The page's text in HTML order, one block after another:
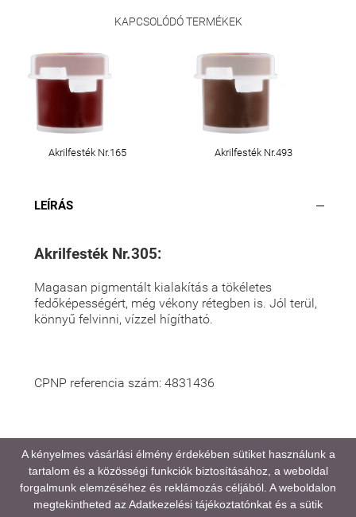
KAPCSOLÓDÓ TERMÉKEK
Akrilfesték Nr.165 Akrilfesték Nr.493
LEÍRÁS
Akrilfesték Nr.305:
Magasan pigmentált kialakítás a tökéletes
fedőképességért, még vékony rétegben is. Jól terül,
könnyű felvinni, vízzel hígítható.
CPNP referencia szám: 4831436
A médiatartalmainkban megjelenő színek eltérhetnek
a valóságtól, kijelző és monitor beállításaitól,
valamint a környezeti fényviszonyoktól függően.
A kényelmes vásárlási élmény érdekében sütiket használunk a
tartalom és a közösségi funkciók biztosításához, a weboldal
forgalmunk elemzéséhez és reklámozás céljából. A weboldalon
megtekintheted azAdatkezelési tájékoztatónkat és a sütik